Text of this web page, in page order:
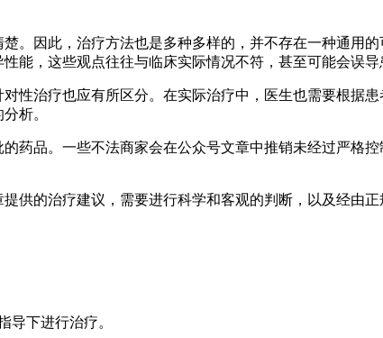
。因此，治疗方法也是多种多样的，并不存在一种通用的
能，这些观点往往与临床实际情况不符，甚至可能会误导
性治疗也应有所区分。在实际治疗中，医生也需要根据
析。
药品。一些不法商家会在公众号文章中推销未经过严格
供的治疗建议，需要进行科学和客观的判断，以及经由正
导下进行治疗。